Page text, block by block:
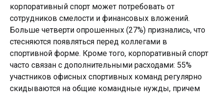
корпоративный спорт может потребовать от
сотрудников смелости и финансовых вложений.
Больше четверти опрошенных (27%) признались, что
стесняются появляться перед коллегами в
спортивной форме. Кроме того, корпоративный спорт
часто связан с дополнительными расходами: 55%
участников офисных спортивных команд регулярно
скидываются на общие командные нужды, причем